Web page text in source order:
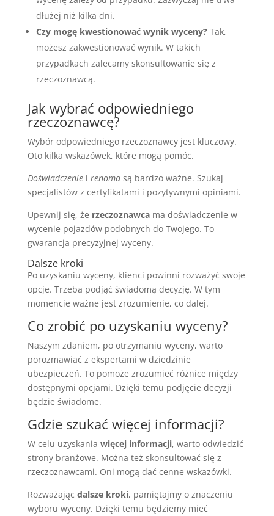
dłużej niż kilka dni.
Czy mogę kwestionować wynik wyceny?Tak,
możesz zakwestionować wynik. W takich
przypadkach zalecamy skonsultowanie się z
rzeczoznawcą.
Jak wybrać odpowiedniego
rzeczoznawcę?
Wybór odpowiedniego rzeczoznawcy jest kluczowy.
Oto kilka wskazówek, które mogą pomóc.
Doświadczeniei renomasą bardzo ważne. Szukaj
specjalistów z certyfikatami i pozytywnymi opiniami.
Upewnij się, że rzeczoznawcama doświadczenie w
wycenie pojazdów podobnych do Twojego. To
gwarancja precyzyjnej wyceny.
Dalsze kroki
Po uzyskaniu wyceny, klienci powinni rozważyć swoje
opcje. Trzeba podjąć świadomą decyzję. W tym
momencie ważne jest zrozumienie, co dalej.
Co zrobić po uzyskaniu wyceny?
Naszym zdaniem, po otrzymaniu wyceny, warto
porozmawiać z ekspertami w dziedzinie
ubezpieczeń. To pomoże zrozumieć różnice między
dostępnymi opcjami. Dzięki temu podjęcie decyzji
będzie świadome.
Gdzie szukać więcej informacji?
W celu uzyskania więcej informacji, warto odwiedzić
strony branżowe. Można też skonsultować się z
rzeczoznawcami. Oni mogą dać cenne wskazówki.
Rozważając dalsze kroki, pamiętajmy o znaczeniu
wyboru wyceny. Dzięki temu będziemy mieć